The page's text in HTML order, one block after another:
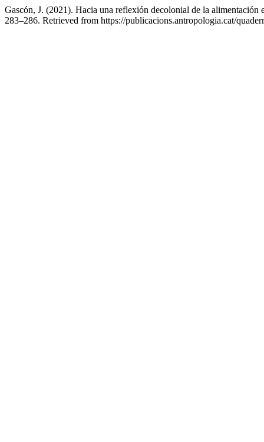
Gascón, J. (2021). Hacia una reflexión decolonial de la
283–286. Retrieved from https://publicacions.antropologia.cat/